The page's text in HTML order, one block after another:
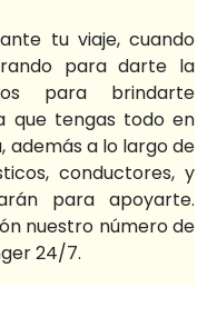
tu viaje, cuando
para darte la
para brindarte
que tengas todo en
además a lo largo de
conductores, y
para apoyarte.
nuestro número de
24/7.